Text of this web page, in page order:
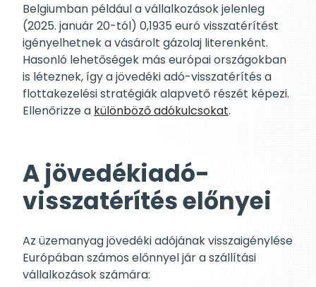
Belgiumban például a vállalkozások jelenleg
(2025. január 20-tól) 0,1935 euró visszatérítést
igényelhetnek a vásárolt gázolaj literenként.
Hasonló lehetőségek más európai országokban
is léteznek, így a jövedéki adó-visszatérítés a
flottakezelési stratégiák alapvető részét képezi.
Ellenőrizze a különböző adókulcsokat.
A jövedékiadó-
visszatérítés előnyei
Az üzemanyag jövedéki adójának visszaigénylése
Európában számos előnnyel jár a szállítási
vállalkozások számára: